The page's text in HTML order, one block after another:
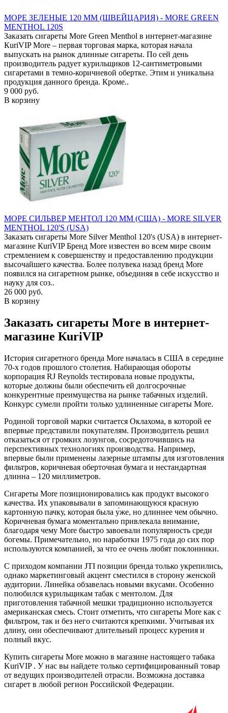
МОРЕ ЗЕЛЕНЫЕ 120 ММ (ШВЕЙЦАРИЯ) - MORE GREEN
MENTHOL 120S
Заказать сигареты More Green Menthol в интернет-магазине
КuriVIP More – первая торговая марка, которая начала
выпускать на рынок длинные сигареты. По сей день
производитель радует курильщиков 12-сантиметровыми
сигаретами в темно-коричневой обертке. Этим и уникальна
продукция данного бренда. Кроме..
9 000 руб.
В корзину
МОРЕ СИЛЬВЕР МЕНТОЛ 120 ММ (США) - MORE SILVER
MENTHOL 120'S (USA)
Заказать сигареты More Silver Menthol 120's (USA) в интернет-
магазине КuriVIP Бренд More известен во всем мире своим
стремлением к совершенству и предоставлению продукции
высочайшего качества. Более полувека назад бренд More
появился на сигаретном рынке, объединяя в себе искусство и
науку для соз..
26 000 руб.
В корзину
Заказать сигареты More в интернет-
магазине КuriVIP
История сигаретного бренда More началась в США в середине
70-х годов прошлого столетия. Набирающая обороты
корпорация RJ Reynolds тестировала новые продукты,
которые должны были обеспечить ей долгосрочные
конкурентные преимущества на рынке табачных изделий.
Конкурс сумели пройти только удлиненные сигареты More.
Родиной торговой марки считается Оклахома, в которой ее
впервые представили покупателям. Производитель решил
отказаться от громких лозунгов, сосредоточившись на
перспективных технологиях производства. Например,
впервые были применены лазерные штампы для изготовления
фильтров, коричневая оберточная бумага и нестандартная
длинна – 120 миллиметров.
Сигареты More позиционировались как продукт высокого
качества. Их упаковывали в запоминающуюся красную
картонную пачку, которая была у́же, но длиннее чем обычно.
Коричневая бумага моментально привлекала внимание,
благодаря чему More быстро завоевали популярность среди
богемы. Примечательно, но наработки 1975 года до сих пор
используются компанией, за что ее очень любят поклонники.
С приходом компании JTI позиции бренда только укрепились,
однако маркетинговый акцент сместился в сторону женской
аудитории. Линейка обзавелась новыми вкусами. Особенно
полюбился курильщикам табак с ментолом. Для
приготовления табачной мешки традиционно используется
американская смесь. Стоит отметить, что сигареты More как с
фильтром, так и без него считаются крепкими. Учитывая их
длину, они обеспечивают длительный процесс курения и
полный вкус.
Купить сигареты More можно в магазине настоящего табака
KuriVIP . У нас вы найдете только сертифицированный товар
от ведущих производителей отрасли. Возможна доставка
сигарет в любой регион Российской Федерации.